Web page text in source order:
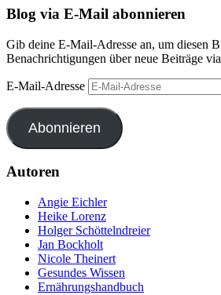
Blog via E-Mail abonnieren
Gib deine E-Mail-Adresse an, um diesen
Benachrichtigungen über neue Beiträge
E-Mail-Adresse
Abonnieren
Autoren
Angie Eichler
Heike Lorenz
Holger Schöttelndreier
Jan Bockholt
Nicole Theinert
Gesundes Wissen
Ernährungshandbuch